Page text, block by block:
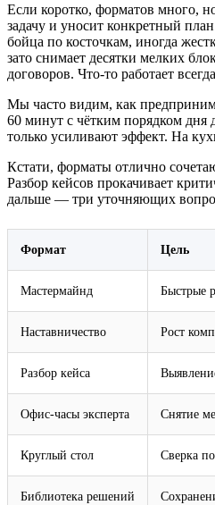
Если коротко, форматов много,
задачу и уносит конкретный
бойца по косточкам, иногда
зато снимает десятки мелких
договоров. Что‑то работает
Мы часто видим, как
60 минут с чётким порядком дня
только усиливают эффект. На
Кстати, форматы отлично
Разбор кейсов прокачивает
дальше — три уточняющих
Формат Цель
Мастермайнд Быстрые
Наставничество Рост
Разбор кейса
Офис‑часы эксперта Снятие
Круглый стол Сверка
Библиотека решений